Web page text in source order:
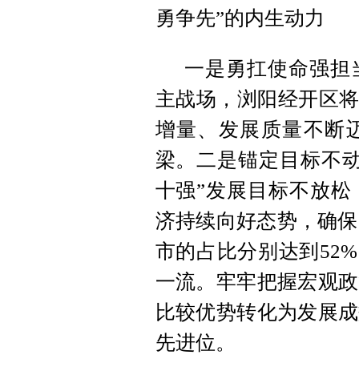
勇争先”的内生动力
一是勇扛使命强
主战场，浏阳经开区
增量、发展质量不断
梁。二是锚定目标不
十强”发展目标不放
济持续向好态势，确
市的占比分别达到
一流。牢牢把握宏观
比较优势转化为发展
先进位。